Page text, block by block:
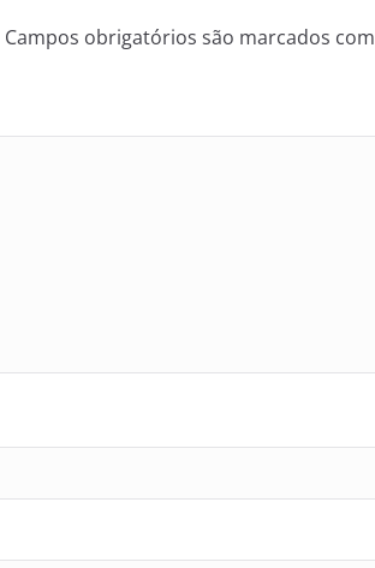
Campos obrigatórios são marcados com